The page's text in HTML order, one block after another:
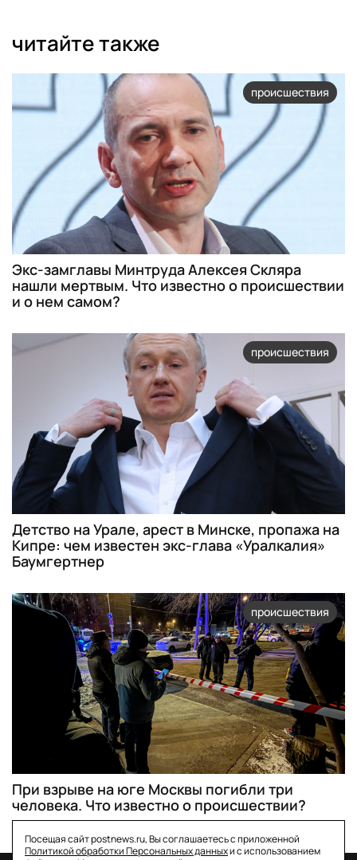
читайте также
происшествия
Экс-замглавы Минтруда Алексея Скляра
нашли мертвым. Что известно о происшествии
и о нем самом?
происшествия
Детство на Урале, арест в Минске, пропажа на
Кипре: чем известен экс-глава «Уралкалия»
Баумгертнер
происшествия
При взрыве на юге Москвы погибли три
человека. Что известно о происшествии?
Посещая сайт postnews.ru, Вы соглашаетесь с приложенной
Политикой обработки Персональных данныхи с использованием